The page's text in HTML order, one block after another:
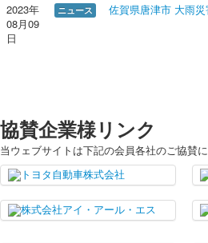
2023年
08月09
日
ニュース 佐賀県唐津市 大雨
協賛企業様リンク
当ウェブサイトは下記の会員各社のご協賛